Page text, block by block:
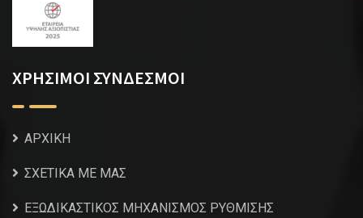
ΧΡΗΣΙΜΟΙ ΣΥΝΔΕΣΜΟΙ
ΑΡΧΙΚΗ
ΣΧΕΤΙΚΑ ΜΕ ΜΑΣ
ΕΞΩΔΙΚΑΣΤΙΚΟΣ ΜΗΧΑΝΙΣΜΟΣ ΡΥΘΜΙΣΗΣ